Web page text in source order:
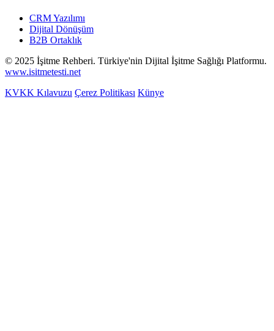
CRM Yazılımı
Dijital Dönüşüm
B2B Ortaklık
© 2025 İşitme Rehberi. Türkiye'nin Dijital İşitme Sağlığı Platformu.
www.isitmetesti.net
KVKK Kılavuzu Çerez Politikası Künye